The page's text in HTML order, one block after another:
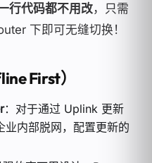
行代码都不用改，只需
下即可无缝切换！
First）
：对于通过 Uplink 更新
业内部脱网，配置更新的